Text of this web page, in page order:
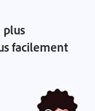
plus
facilement